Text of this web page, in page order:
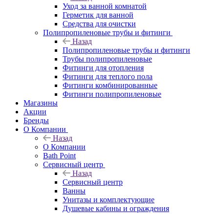
Уход за ванной комнатой
Герметик для ванной
Средства для очистки
Полипропиленовые трубы и фитинги
Назад
Полипропиленовые трубы и фитинги
Трубы полипропиленовые
Фитинги для отопления
Фитинги для теплого пола
Фитинги комбинированные
Фитинги полипропиленовые
Магазины
Акции
Бренды
О Компании
Назад
О Компании
Bath Point
Сервисный центр
Назад
Сервисный центр
Ванны
Унитазы и комплектующие
Душевые кабины и ограждения